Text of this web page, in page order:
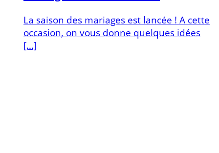
La saison des mariages est lancée ! A cette
occasion, on vous donne quelques idées
[…]